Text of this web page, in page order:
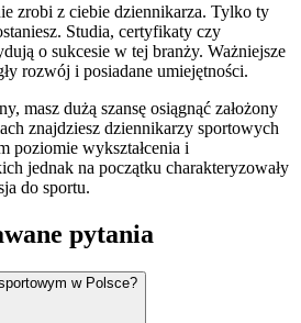
zrobi z ciebie dziennikarza. Tylko ty
Studia, certyfikaty czy
o sukcesie w tej branży. Ważniejsze
rozwój i posiadane umiejętności.
masz dużą szansę osiągnąć założony
znajdziesz dziennikarzy sportowych
poziomie wykształcenia i
jednak na początku charakteryzowały
do sportu.
pytania
w Polsce?